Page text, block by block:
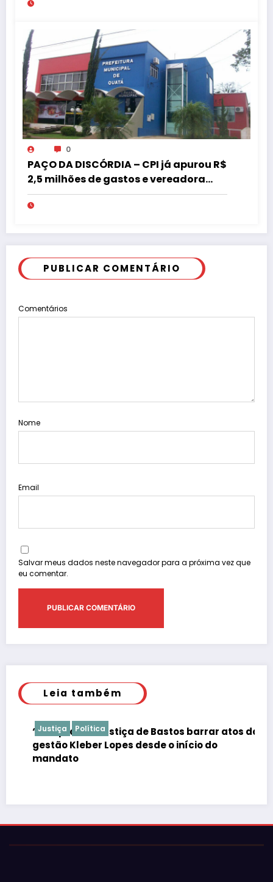
0
PAÇO DA DISCÓRDIA – CPI já apurou R$
2,5 milhões de gastos e vereadora
pede “acordo” para aprovar R$ 9,5
milhões
PUBLICAR COMENTÁRIO
Comentários
Nome
Email
Salvar meus dados neste navegador para a próxima vez que
eu comentar.
Leia também
Justiça Política
“É de praxe”: Justiça de Bastos barrar atos da
gestão Kleber Lopes desde o início do
mandato